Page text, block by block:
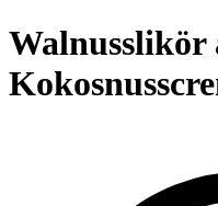
Walnusslikör